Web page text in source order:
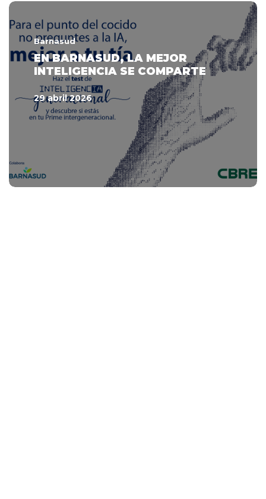
Barnasud
EN BARNASUD, LA MEJOR
INTELIGENCIA SE COMPARTE
29 abril 2026